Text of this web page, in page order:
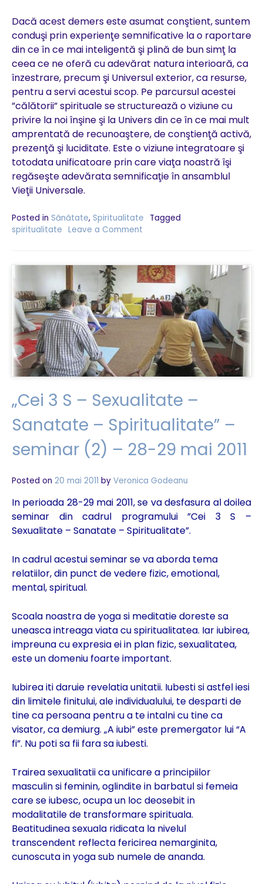
Dacă acest demers este asumat conştient, suntem
conduşi prin experienţe semnificative la o raportare
din ce în ce mai inteligentă şi plină de bun simţ la
ceea ce ne oferă cu adevărat natura interioară, ca
înzestrare, precum şi Universul exterior, ca resurse,
pentru a servi acestui scop. Pe parcursul acestei
”călătorii” spirituale se structurează o viziune cu
privire la noi înşine şi la Univers din ce în ce mai mult
amprentată de recunoaştere, de conştienţă activă,
prezenţă şi luciditate. Este o viziune integratoare şi
totodata unificatoare prin care viaţa noastră îşi
regăseşte adevărata semnificaţie în ansamblul
Vieţii Universale.
Posted in Sănătate, Spiritualitate
Tagged
spiritualitate Leave a Comment
și
subtilă
condiție
a
progresului
spiritual
„Cei 3 S – Sexualitate –
Sanatate – Spiritualitate” –
seminar (2) – 28-29 mai 2011
Posted on 20 mai 2011 by Veronica Godeanu
In perioada 28-29 mai 2011, se va desfasura al doilea
seminar din cadrul programului ”Cei 3 S –
Sexualitate – Sanatate – Spiritualitate”.
In cadrul acestui seminar se va aborda tema
relatiilor, din punct de vedere fizic, emotional,
mental, spiritual.
Scoala noastra de yoga si meditatie doreste sa
uneasca intreaga viata cu spiritualitatea. Iar iubirea,
impreuna cu expresia ei in plan fizic, sexualitatea,
este un domeniu foarte important.
Iubirea iti daruie revelatia unitatii. Iubesti si astfel iesi
din limitele finitului, ale individualului, te desparti de
tine ca persoana pentru a te intalni cu tine ca
visator, ca demiurg. „A iubi” este premergator lui “A
fi”. Nu poti sa fii fara sa iubesti.
Trairea sexualitatii ca unificare a principiilor
masculin si feminin, oglindite in barbatul si femeia
care se iubesc, ocupa un loc deosebit in
modalitatile de transformare spirituala.
Beatitudinea sexuala ridicata la nivelul
transcendent reflecta fericirea nemarginita,
cunoscuta in yoga sub numele de ananda.